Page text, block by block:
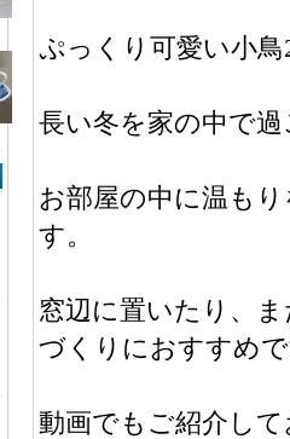
ぷっくり可愛い小
長い冬を家の中で
お部屋の中に温も
す。
窓辺に置いたり、
づくりにおすすめ
動画でもご紹介し